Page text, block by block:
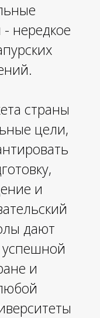
нередкое
страны
цели,
и
дают
и